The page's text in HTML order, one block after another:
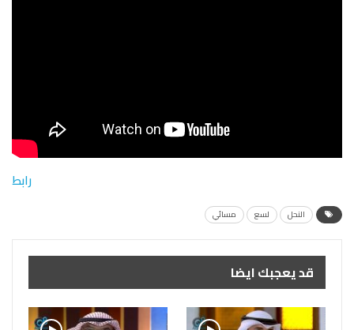
رابط
النحل لسع مسائي
قد يعجبك ايضا